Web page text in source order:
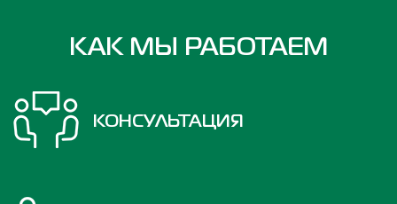
КАК МЫ РАБОТАЕМ
КОНСУЛЬТАЦИЯ